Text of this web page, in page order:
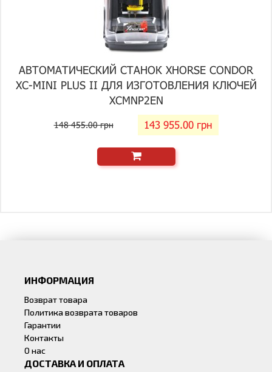
АВТОМАТИЧЕСКИЙ СТАНОК XHORSE CONDOR
XC-MINI PLUS II ДЛЯ ИЗГОТОВЛЕНИЯ КЛЮЧЕЙ
XCMNP2EN
148 455.00 грн 143 955.00 грн
ИНФОРМАЦИЯ
Возврат товара
Политика возврата товаров
Гарантии
Контакты
О нас
ДОСТАВКА И ОПЛАТА